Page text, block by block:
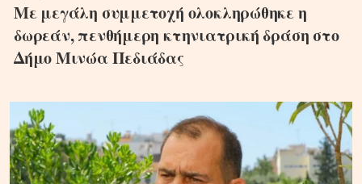
Με μεγάλη συμμετοχή ολοκληρώθηκε η
δωρεάν, πενθήμερη κτηνιατρική δράση στο
Δήμο Μινώα Πεδιάδας